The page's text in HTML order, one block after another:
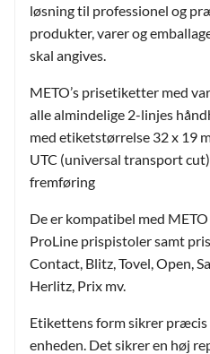
løsning til professionel og
produkter, varer og
skal angives.
METO’s prisetiketter med
alle almindelige 2-linjes
med etiketstørrelse 32 x 19
UTC (universal transport
fremføring
De er kompatibel med
ProLine prispistoler samt
Contact, Blitz, Tovel, Open,
Herlitz, Prix mv.
Etikettens form sikrer
enheden. Det sikrer en høj